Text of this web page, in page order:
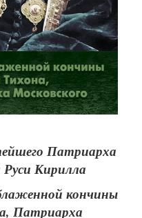
Патриарха
Руси Кирилла
кончины
Патриарха